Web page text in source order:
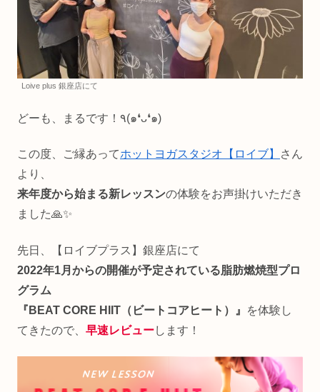
Loive plus 銀座店にて
どーも、まるです！٩(๑❛ᴗ❛๑)
この度、ご縁あってホットヨガスタジオ【ロイブ】
さん
より、
来年度から始まる新レッスンの体験をお声掛けいただき
ました🙏✨
先日、【ロイブプラス】銀座店にて
2022年1月からの開催が予定されている脂肪燃焼型プロ
グラム
『BEAT CORE HIIT（ビートコアヒート）』
を体験し
てきたので、 早速レビューします！